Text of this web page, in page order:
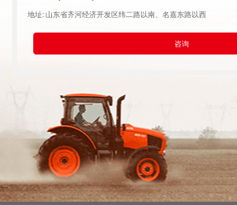
地址: 山东省齐河经济开发区纬二路以南、名嘉东路以西
咨询